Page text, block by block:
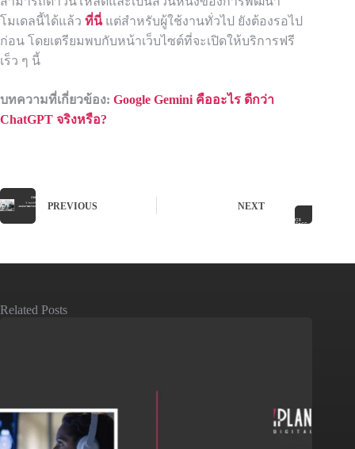
โมเดลนี้ได้แล้ว ที่นี่แต่สำหรับผู้ใช้งานทั่วไป ยังต้องรอไป
ก่อน โดยเตรียมพบกับหน้าเว็บไซต์ที่จะเปิดให้บริการฟรี
เร็ว ๆ นี้
บทความที่เกี่ยวข้อง: Google Gemini คืออะไร ดีกว่า
ChatGPT จริงหรือ?
PREVIOUS NEXT
Related Posts